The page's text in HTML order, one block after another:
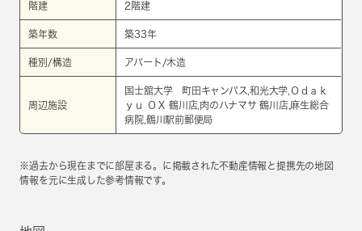
階建 2階建
築年数 築33年
種別/構造 アパート/木造
周辺施設
国士舘大学 町田キャンパス,和光大学,Ｏｄａｋ
ｙｕ ＯＸ 鶴川店,肉のハナマサ 鶴川店,麻生総合
病院,鶴川駅前郵便局
※過去から現在までに部屋まる。に掲載された不動産情報と提携先の地図
情報を元に生成した参考情報です。